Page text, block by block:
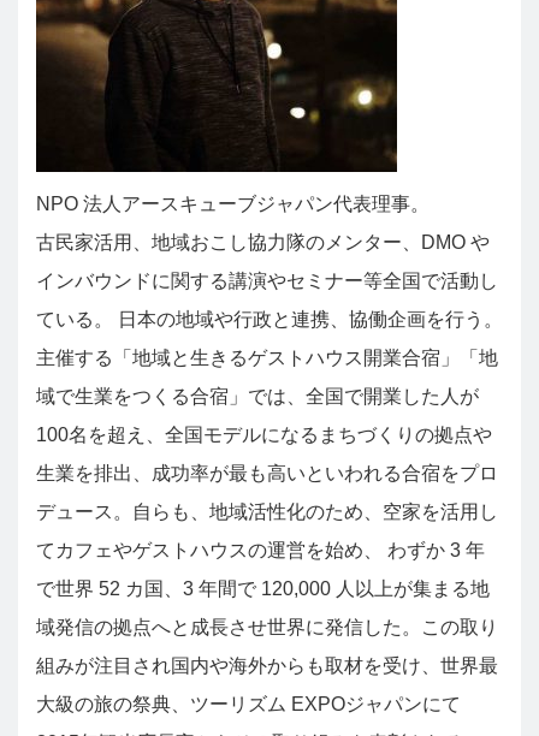
NPO 法人アースキューブジャパン代表理事。
古民家活用、地域おこし協力隊のメンター、DMO や
インバウンドに関する講演やセミナー等全国で活動し
ている。 日本の地域や行政と連携、協働企画を行う。
主催する「地域と生きるゲストハウス開業合宿」「地
域で生業をつくる合宿」では、全国で開業した人が
100名を超え、全国モデルになるまちづくりの拠点や
生業を排出、成功率が最も高いといわれる合宿をプロ
デュース。自らも、地域活性化のため、空家を活用し
てカフェやゲストハウスの運営を始め、 わずか 3 年
で世界 52 カ国、3 年間で 120,000 人以上が集まる地
域発信の拠点へと成長させ世界に発信した。この取り
組みが注目され国内や海外からも取材を受け、世界最
大級の旅の祭典、ツーリズム EXPOジャパンにて